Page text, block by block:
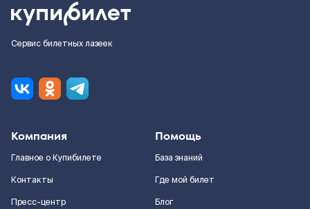
Сервис билетных лазеек
Компания
Главное о Купибилете
Контакты
Пресс-центр
Помощь
База знаний
Где мой билет
Блог